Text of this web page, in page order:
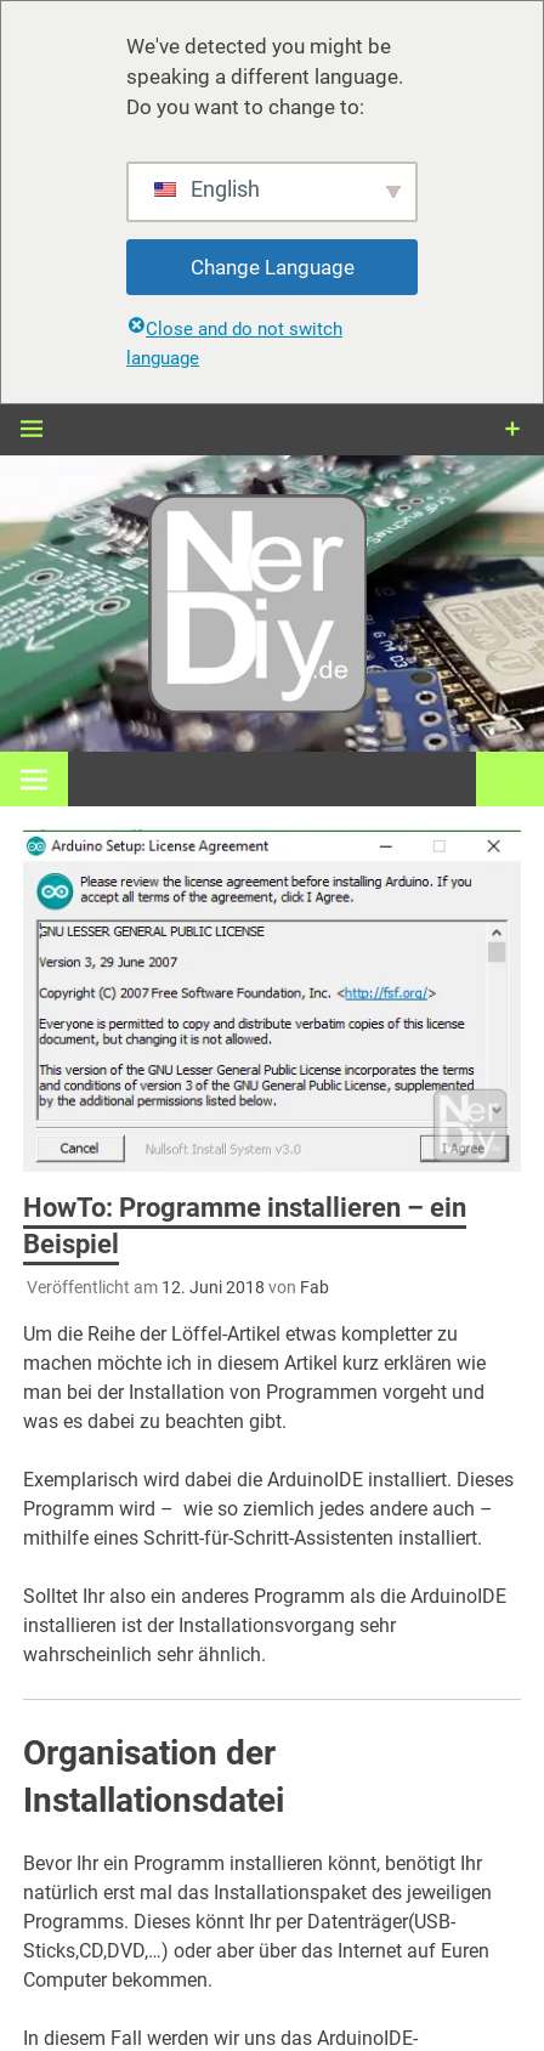
We've detected you might be
speaking a different language.
Do you want to change to:
English
Change Language
Close and do not switch
language
Zum
–
3D
und
Bei nerdiy.de dreht sich alles um Elektronik, Heimwerken, 3D-
Druck, Smart Home und viele andere technische Themen.
HowTo: Programme installieren – ein
Beispiel
Veröffentlicht am 12. Juni 2018 von Fab
Um die Reihe der Löffel-Artikel etwas kompletter zu
machen möchte ich in diesem Artikel kurz erklären wie
man bei der Installation von Programmen vorgeht und
was es dabei zu beachten gibt.
Exemplarisch wird dabei die ArduinoIDE installiert. Dieses
Programm wird – wie so ziemlich jedes andere auch –
mithilfe eines Schritt-für-Schritt-Assistenten installiert.
Solltet Ihr also ein anderes Programm als die ArduinoIDE
installieren ist der Installationsvorgang sehr
wahrscheinlich sehr ähnlich.
Organisation der
Installationsdatei
Bevor Ihr ein Programm installieren könnt, benötigt Ihr
natürlich erst mal das Installationspaket des jeweiligen
Programms. Dieses könnt Ihr per Datenträger(USB-
Sticks,CD,DVD,…) oder aber über das Internet auf Euren
Computer bekommen.
In diesem Fall werden wir uns das ArduinoIDE-